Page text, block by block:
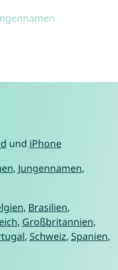
und iPhone
, Jungennamen,
, Brasilien,
, Großbritannien,
, Schweiz, Spanien,